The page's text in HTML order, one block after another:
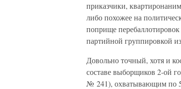
приказчики,
либо похожее на
поприще
партийной группировкой
Довольно точный, хотя и
составе выборщиков 2-ой
№ 241), охватывающим по